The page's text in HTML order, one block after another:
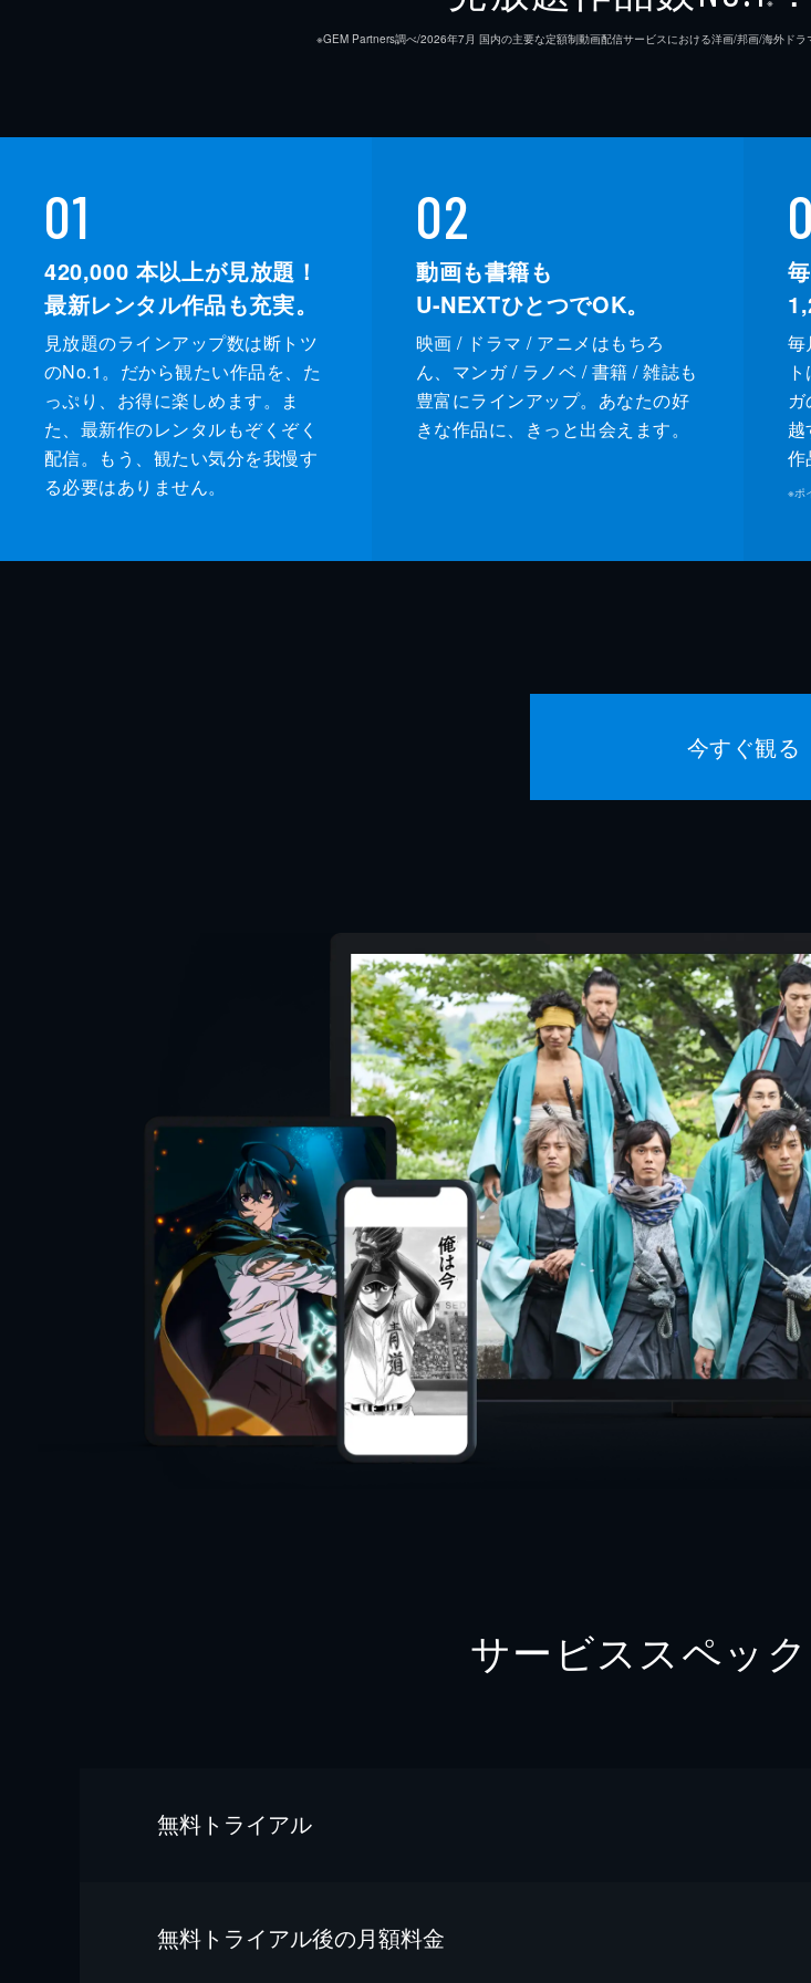
※GEM Partners調べ/2026年7⽉ 国内の主要な定額制動画配信サービスにおける洋画/邦画/海外ド
01
420,000 本以上が見放題！
最新レンタル作品も充実。
見放題のラインアップ数は断トツ
のNo.1。だから観たい作品を、た
っぷり、お得に楽しめます。ま
た、最新作のレンタルもぞくぞく
配信。もう、観たい気分を我慢す
る必要はありません。
02
動画も書籍も
U-NEXTひとつでOK。
映画 / ドラマ / アニメはもちろ
ん、マンガ / ラノベ / 書籍 / 雑誌も
豊富にラインアップ。あなたの好
きな作品に、きっと出会えます。
毎
作
※ポ
今すぐ観る
サービススペッ
無料トライアル
無料トライアル後の⽉額料金